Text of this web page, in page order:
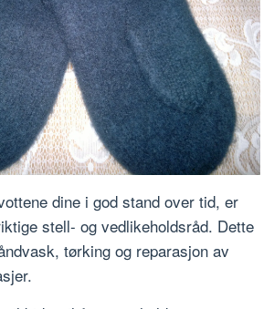
dine i god stand over tid, er
stell- og vedlikeholdsråd. Dette
tørking og reparasjon av